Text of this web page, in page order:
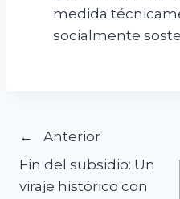
medida
socialmente
Navegación
de
Anterior
Fin del subsidio: Un
viraje histórico con